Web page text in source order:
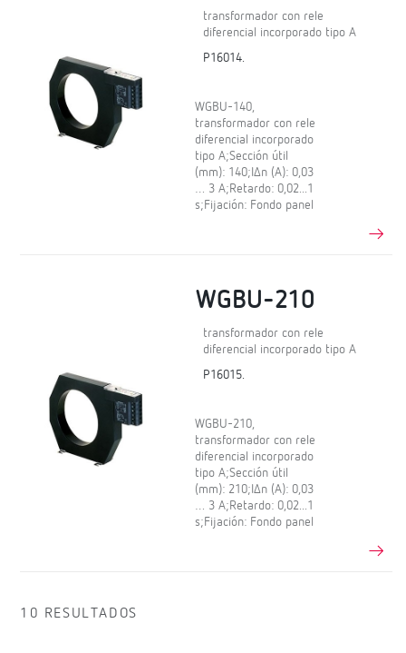
transformador con rele
diferencial incorporado tipo A
P16014.
WGBU-140,
transformador con rele
diferencial incorporado
tipo A;Sección útil
(mm): 140;IΔn (A): 0,03
… 3 A;Retardo: 0,02...1
s;Fijación: Fondo panel
WGBU-210
transformador con rele
diferencial incorporado tipo A
P16015.
WGBU-210,
transformador con rele
diferencial incorporado
tipo A;Sección útil
(mm): 210;IΔn (A): 0,03
… 3 A;Retardo: 0,02...1
s;Fijación: Fondo panel
10 RESULTADOS